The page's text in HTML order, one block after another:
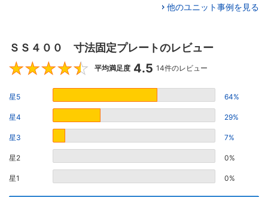
他のユニット事例を見る
ＳＳ４００ 寸法固定プレートのレビュー
4.5
平均満足度 4.5 14件のレビュー
星5 64%
星4 29%
星3 7%
星2 0%
星1 0%